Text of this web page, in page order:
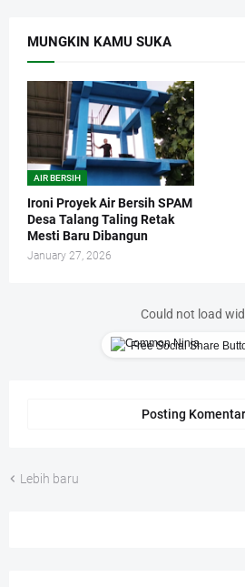
MUNGKIN KAMU SUKA
AIR BERSIH
Ironi Proyek Air Bersih SPAM
Desa Talang Taling Retak
Mesti Baru Dibangun
January 27, 2026
Could not load
Free Social Share
Posting
Lebih baru